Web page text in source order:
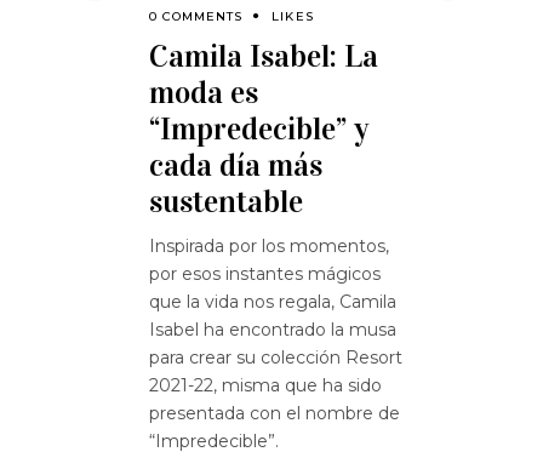
0 COMMENTS
LIKES
Camila Isabel: La
moda es
“Impredecible” y
cada día más
sustentable
Inspirada por los momentos,
por esos instantes mágicos
que la vida nos regala, Camila
Isabel ha encontrado la musa
para crear su colección Resort
2021-22, misma que ha sido
presentada con el nombre de
“Impredecible”.